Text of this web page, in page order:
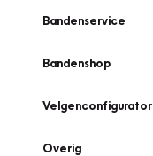
Bandenservice
Bandenshop
Velgenconfigurator
Overig